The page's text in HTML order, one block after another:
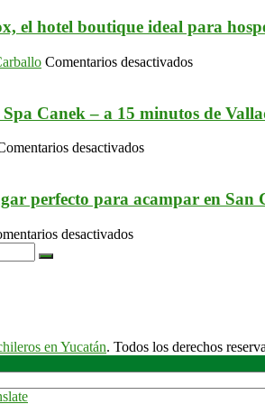
el hotel boutique ideal para
Comentarios desactivadosen
Holbox,
el
hospedarse
Canek – a 15 minutos de
desactivadosen
&
Spa
perfecto para acampar en San
desactivadosen
acampar
en Yucatán. Todos los derechos